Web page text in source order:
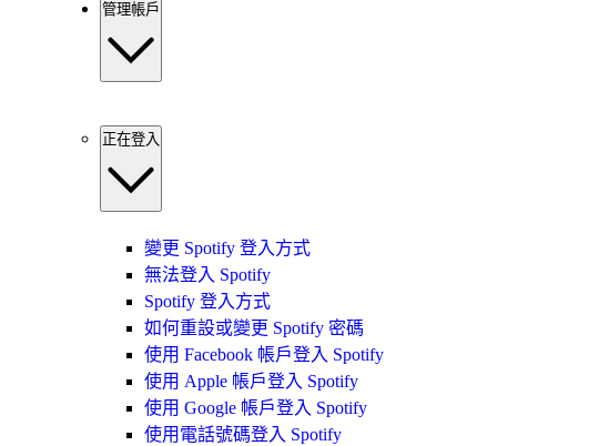
管理帳戶
正在登入
變更 Spotify 登入方式
無法登入 Spotify
Spotify 登入方式
如何重設或變更 Spotify 密碼
使用 Facebook 帳戶登入 Spotify
使用 Apple 帳戶登入 Spotify
使用 Google 帳戶登入 Spotify
使用電話號碼登入 Spotify